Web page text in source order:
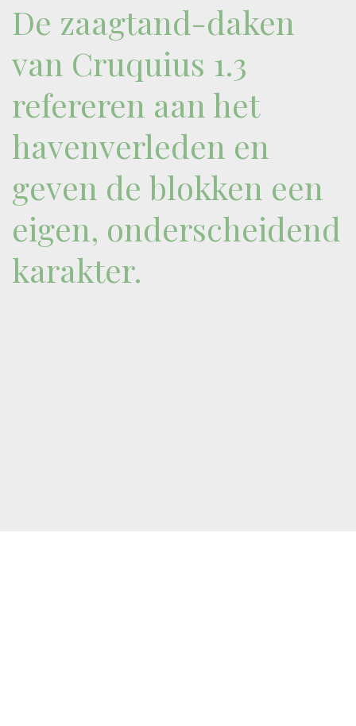
De zaagtand-daken
van Cruquius 1.3
refereren aan het
havenverleden en
geven de blokken een
eigen, onderscheidend
karakter.